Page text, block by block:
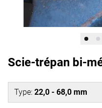
Scie-trépan bi-
Type: 22,0 - 68,0 mm